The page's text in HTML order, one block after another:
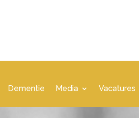
Dementie Media Vacatures